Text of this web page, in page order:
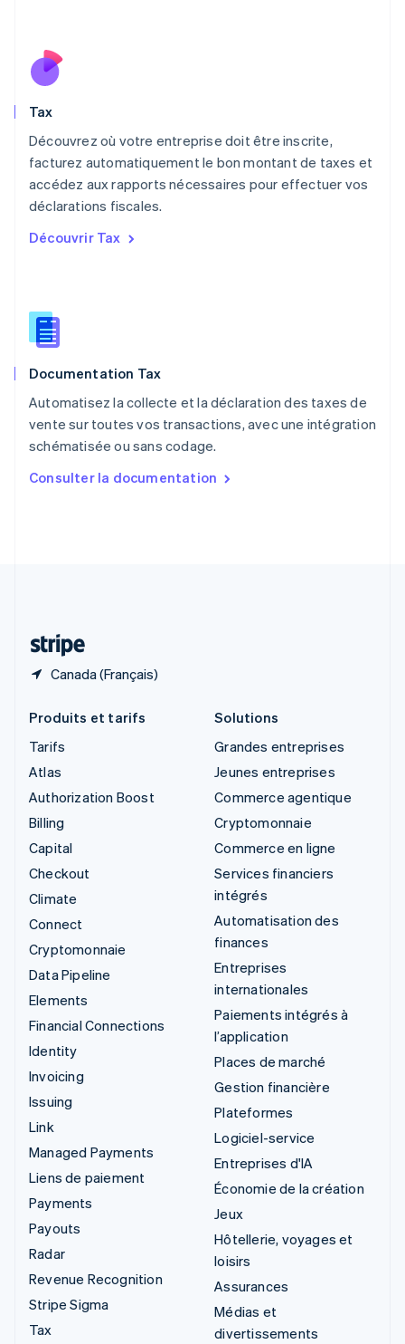
Tax
Découvrez où votre entreprise doit être inscrite,
facturez automatiquement le bon montant de taxes et
accédez aux rapports nécessaires pour effectuer vos
déclarations fiscales.
Découvrir Tax
Documentation Tax
Automatisez la collecte et la déclaration des taxes de
vente sur toutes vos transactions, avec une intégration
schématisée ou sans codage.
Consulter la documentation
Canada (Français)
Mexique
Español
Nouvelle-Zélande
Pays-Bas
NederlandsEnglish
Pologne
Portugal
République tchèque
English
English
Royaume-Uni
Singapour
English简体中文
English
Produits et tarifs
Tarifs
Atlas
Authorization Boost
Billing
Capital
Checkout
Climate
Connect
Cryptomonnaie
Data Pipeline
Elements
Financial Connections
Identity
Invoicing
Issuing
Link
Managed Payments
Liens de paiement
Payments
Payouts
Radar
Revenue Recognition
Stripe Sigma
Tax
Solutions
Grandes entreprises
Jeunes entreprises
Commerce agentique
Cryptomonnaie
Commerce en ligne
Services financiers
intégrés
Automatisation des
finances
Entreprises
internationales
Paiements intégrés à
l’application
Places de marché
Gestion financière
Plateformes
Logiciel-service
Entreprises d'IA
Économie de la création
Jeux
Hôtellerie, voyages et
loisirs
Assurances
Médias et
divertissements